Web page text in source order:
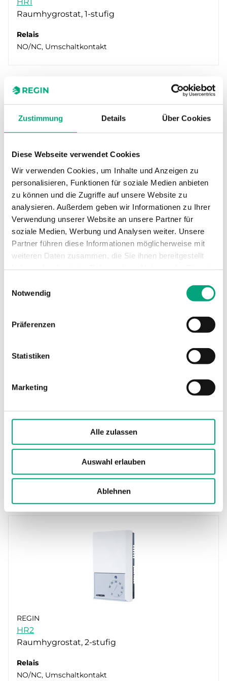
Zustimmung Details Über Cookies
Diese Webseite verwendet Cookies
Wir verwenden Cookies, um Inhalte und Anzeigen zu
personalisieren, Funktionen für soziale Medien anbieten
zu können und die Zugriffe auf unsere Website zu
analysieren. Außerdem geben wir Informationen zu Ihrer
Verwendung unserer Website an unsere Partner für
soziale Medien, Werbung und Analysen weiter. Unsere
Partner führen diese Informationen möglicherweise mit
weiteren Daten zusammen, die Sie ihnen bereitgestellt
Notwendig
Präferenzen
Statistiken
Marketing
Alle zulassen
Auswahl erlauben
Ablehnen
IP21 (3)
Schaltleistung
Raumhygrostat, 1-stufig
Relais
NO/NC, Umschaltkontakt
REGIN
HR-S
Raumhygrostat, 1-stufig
Sensor-Schnittstelle
Relais
Display
NC / NO
Raumhygrostat, 1-stufig, nur zur Entfeuchtung
Relais
REGIN
HR2
Raumhygrostat, 2-stufig
Relais
NO/NC, Umschaltkontakt